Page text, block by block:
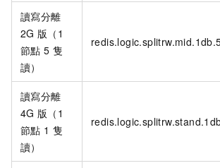
讀寫分離
2G 版（1
節點 5 隻
讀）
讀寫分離
4G 版（1
節點 1 隻
讀）